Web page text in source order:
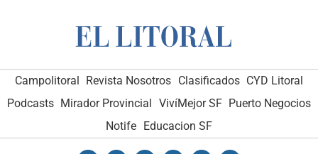
Campolitoral Revista Nosotros Clasificados CYD Litoral
Podcasts Mirador Provincial VivíMejor SF Puerto Negocios
Notife
Educacion SF